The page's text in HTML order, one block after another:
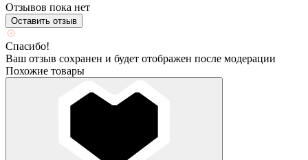
Отзывов пока нет
Оставить отзыв
Спасибо!
Ваш отзыв сохранен и будет отображен после модерации
Похожие товары